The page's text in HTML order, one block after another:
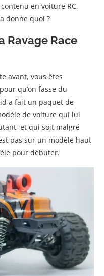
en voiture RC,
donne quoi ?
Ravage Race
avant, vous êtes
qu’on fasse du
a fait un paquet de
de voiture qui lui
et qui soit malgré
pas sur un modèle haut
pour débuter.